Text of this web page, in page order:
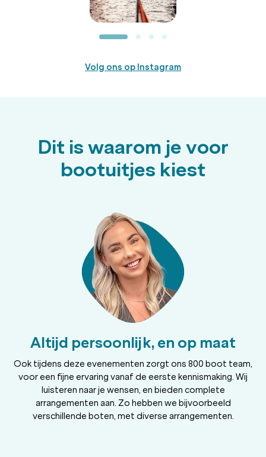
Volg ons op Instagram
Dit is waarom je voor
bootuitjes kiest
Altijd persoonlijk, en op maat
Ook tijdens deze evenementen zorgt ons 800 boot team,
voor een fijne ervaring vanaf de eerste kennismaking. Wij
luisteren naar je wensen, en bieden complete
arrangementen aan. Zo hebben we bijvoorbeeld
verschillende boten, met diverse arrangementen.